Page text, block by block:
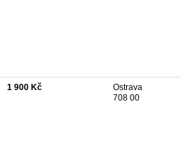
1 900 Kč
Ostrava
708 00